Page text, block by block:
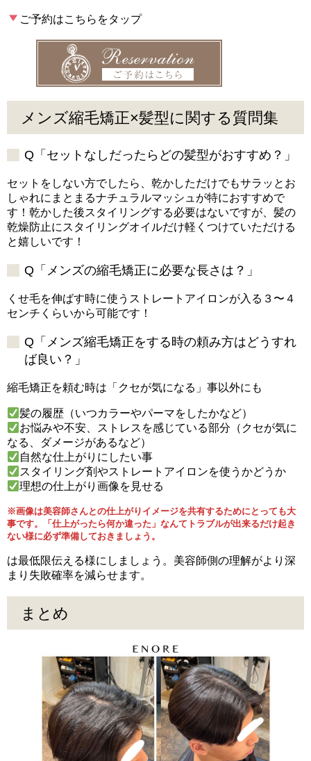
ご予約はこちらをタップ
メンズ縮毛矯正×髪型に関する質問集
Q「セットなしだったらどの髪型がおすすめ？」
セットをしない方でしたら、乾かしただけでもサラッとお
しゃれにまとまるナチュラルマッシュが特におすすめで
す！乾かした後スタイリングする必要はないですが、髪の
乾燥防止にスタイリングオイルだけ軽くつけていただける
と嬉しいです！
Q「メンズの縮毛矯正に必要な長さは？」
くせ毛を伸ばす時に使うストレートアイロンが入る３〜４
センチくらいから可能です！
Q「メンズ縮毛矯正をする時の頼み方はどうすれ
ば良い？」
縮毛矯正を頼む時は「クセが気になる」事以外にも
髪の履歴（いつカラーやパーマをしたかなど）
お悩みや不安、ストレスを感じている部分（クセが気に
なる、ダメージがあるなど）
自然な仕上がりにしたい事
スタイリング剤やストレートアイロンを使うかどうか
理想の仕上がり画像を見せる
※画像は美容師さんとの仕上がりイメージを共有するためにとっても大
事です。「仕上がったら何か違った」なんてトラブルが出来るだけ起き
ない様に必ず準備しておきましょう。
は最低限伝える様にしましょう。美容師側の理解がより深
まり失敗確率を減らせます。
まとめ